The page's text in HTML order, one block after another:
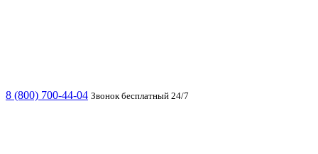
8 (800) 700-44-04 Звонок бесплатный 24/7